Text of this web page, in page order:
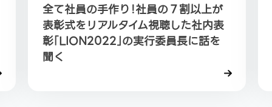
全て社員の手作り！社員の７割以上が
表彰式をリアルタイム視聴した社内表
彰「LION2022」の実行委員長に話を